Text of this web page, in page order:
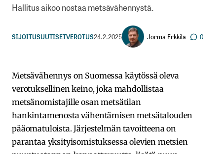
Hallitus aikoo nostaa metsävähennystä.
SIJOITUSUUTISETVEROTUS24.2.2025 Jorma Erkkilä 0
Metsävähennys on Suomessa käytössä oleva
verotuksellinen keino, joka mahdollistaa
metsänomistajille osan metsätilan
hankintamenosta vähentämisen metsätalouden
pääomatuloista. Järjestelmän tavoitteena on
parantaa yksityisomistuksessa olevien metsien